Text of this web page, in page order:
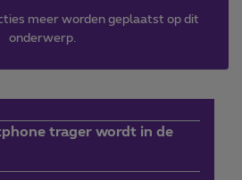
meer worden geplaatst op dit
onderwerp.
trager wordt in de